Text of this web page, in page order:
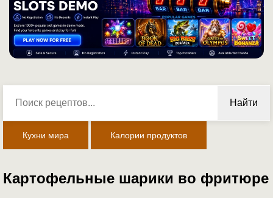
Найти
Кухни мира Калории продуктов
Картофельные шарики во фритюре